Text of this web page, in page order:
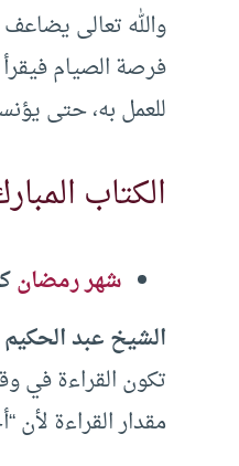
والله تعالى
فرصة الصيام
للعمل به، حتى
الكتاب
شهر رمضان
الشيخ عبد
تكون القراءة في
مقدار القراءة لأن